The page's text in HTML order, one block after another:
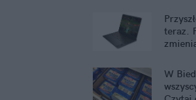
teraz.
W